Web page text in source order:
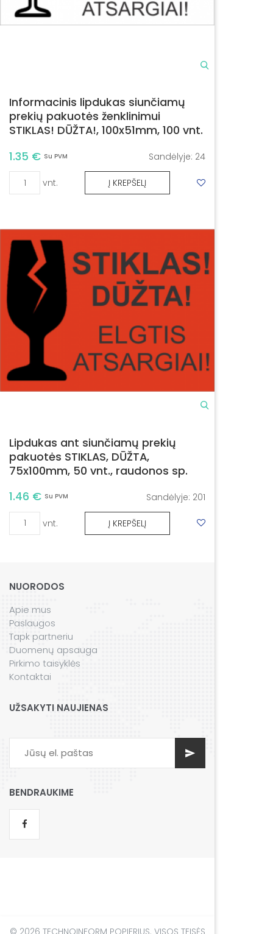
Informacinis lipdukas siunčiamų
prekių pakuotės ženklinimui
STIKLAS! DŪŽTA!, 100x51mm, 100 vnt.
1.35 € Su PVM Sandėlyje: 24
vnt. Į KREPŠELĮ
Lipdukas ant siunčiamų prekių
pakuotės STIKLAS, DŪŽTA,
75x100mm, 50 vnt., raudonos sp.
1.46 € Su PVM Sandėlyje: 201
vnt. Į KREPŠELĮ
NUORODOS
Apie mus
Paslaugos
Tapk partneriu
Duomenų apsauga
Pirkimo taisyklės
Kontaktai
UŽSAKYTI NAUJIENAS
BENDRAUKIME
© 2026 TECHNOINFORM POPIERIUS. VISOS TEISĖS